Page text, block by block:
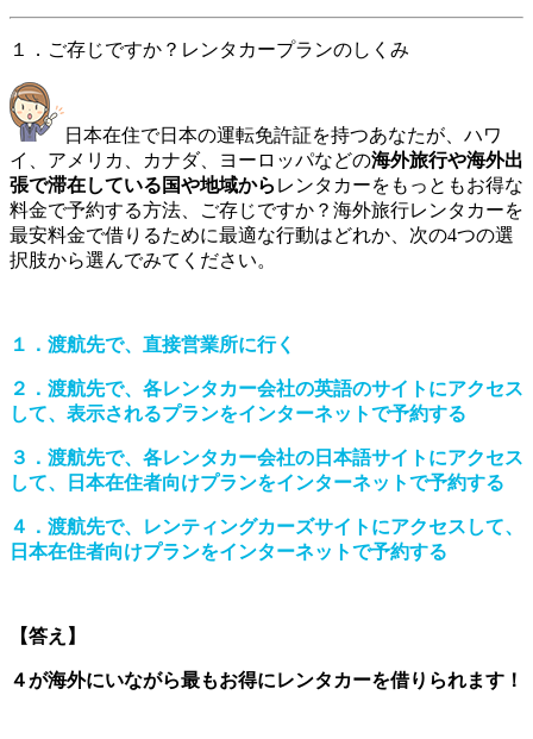
１．ご存じですか？レンタカープランのしくみ
日本在住で日本の運転免許証を持つあなたが、ハワ
イ、アメリカ、カナダ、ヨーロッパなどの海外旅行や海外出
張で滞在している国や地域から レンタカーをもっともお得な
料金で予約する方法、ご存じですか？海外旅行レンタカーを
最安料金で借りるために最適な行動はどれか、次の4つの選
択肢から選んでみてください。
１．渡航先で、直接営業所に行く
２．渡航先で、各レンタカー会社の英語のサイトにアクセス
して、表示されるプランをインターネットで予約する
３．渡航先で、各レンタカー会社の日本語サイトにアクセス
して、日本在住者向けプランをインターネットで予約する
４．渡航先で、レンティングカーズサイトにアクセスして、
日本在住者向けプランをインターネットで予約する
【答え 】
４が海外にいながら最もお得にレンタカーを借りられます！